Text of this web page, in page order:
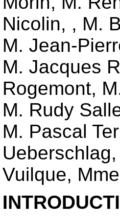
Nicolin, , M.
M. Jean-
M. Jacques
Rogemont,
M. Rudy
M. Pascal
Ueberschlag,
Vuilque,